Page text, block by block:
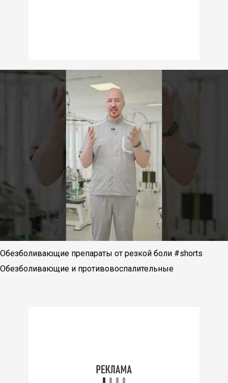
Обезболивающие препараты от резкой боли #shorts
Обезболивающие и противовоспалительные